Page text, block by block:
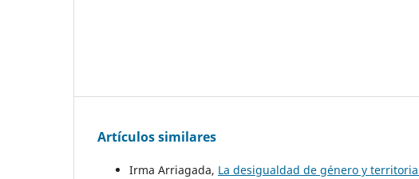
Artículos similares
Irma Arriagada, La desigualdad de género y